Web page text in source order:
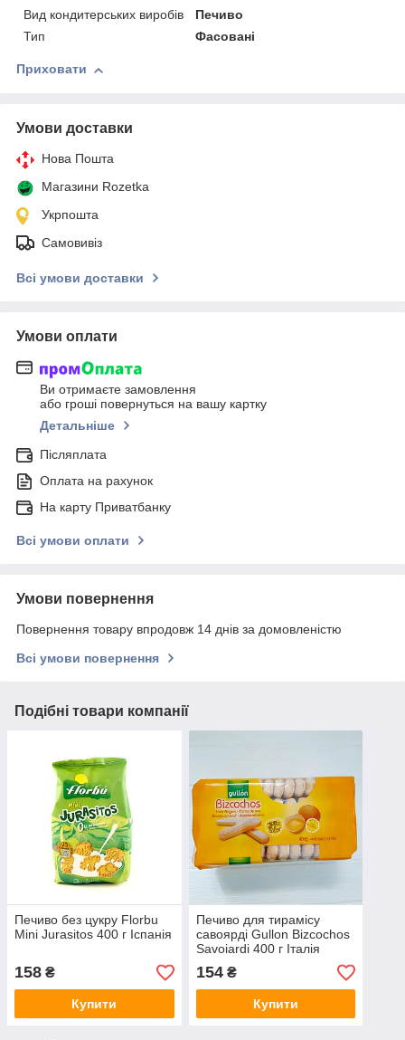
Вид кондитерських виробів
Печиво
Тип
Фасовані
Приховати
Умови доставки
Нова Пошта
Магазини Rozetka
Укрпошта
Самовивіз
Всі умови доставки
Умови оплати
Ви отримаєте замовлення
або гроші повернуться на вашу картку
Детальніше
Післяплата
Оплата на рахунок
На карту Приватбанку
Всі умови оплати
Умови повернення
Повернення товару впродовж 14 днів за домовленістю
Всі умови повернення
Подібні товари компанії
Печиво без цукру Florbu
Mini Jurasitos 400 г Іспанія
158 ₴
Купити
Печиво для тирамісу
савоярді Gullon Bizcochos
Savoiardi 400 г Італія
154₴
Купити